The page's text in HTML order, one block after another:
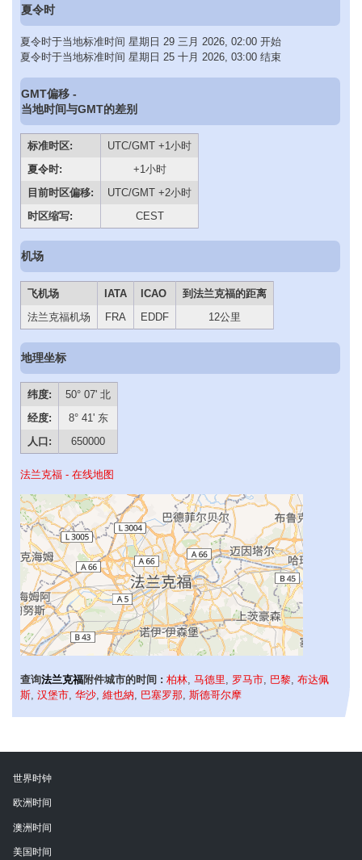
夏令时
夏令时于当地标准时间 星期日 29 三月 2026, 02:00 开始
夏令时于当地标准时间 星期日 25 十月 2026, 03:00 结束
GMT偏移 -
当地时间与GMT的差别
标准时区:
UTC/GMT +1小时
夏令时:
+1小时
目前时区偏移:
UTC/GMT +2小时
时区缩写:
CEST
机场
飞机场 IATA ICAO
到法兰克福的距离
法兰克福机场
FRA EDDF 12公里
地理坐标
纬度:
50° 07' 北
经度:
8° 41' 东
人口:
650000
法兰克福 - 在线地图
查询法兰克福附件城市的时间 : 柏林, 马德里, 罗马市, 巴黎, 布达佩
斯, 汉堡市, 华沙, 維也納, 巴塞罗那, 斯德哥尔摩
世界时钟
欧洲时间
澳洲时间
美国时间